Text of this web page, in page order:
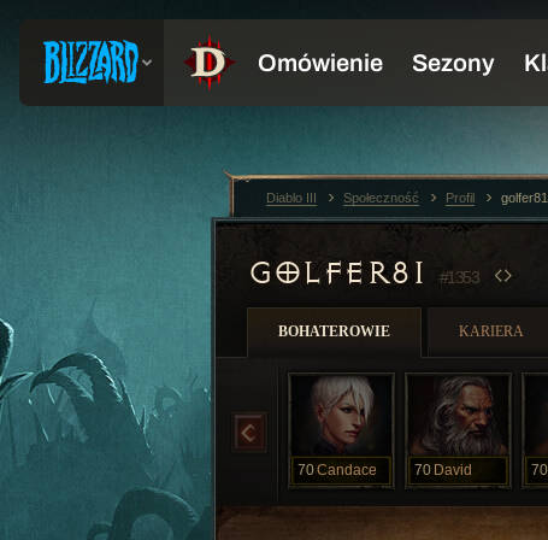
GOLFER81 #1353
BOHATEROWIE KARIERA
70Candace 70 David 70
Diablo III Społeczność Profil